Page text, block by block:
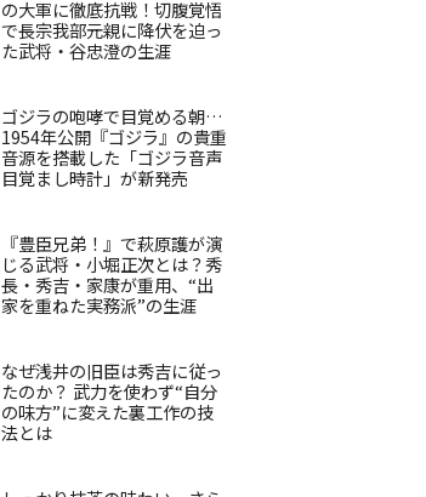
の大軍に徹底抗戦！切腹覚悟
で長宗我部元親に降伏を迫っ
た武将・谷忠澄の生涯
ゴジラの咆哮で目覚める朝…
1954年公開『ゴジラ』の貴重
音源を搭載した「ゴジラ音声
目覚まし時計」が新発売
『豊臣兄弟！』で萩原護が演
じる武将・小堀正次とは？秀
長・秀吉・家康が重用、“出
家を重ねた実務派”の生涯
なぜ浅井の旧臣は秀吉に従っ
たのか？ 武力を使わず“自分
の味方”に変えた裏工作の技
法とは